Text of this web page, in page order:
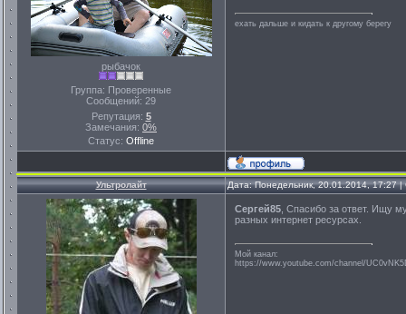
рыбачок
Группа: Проверенные
Сообщений: 29
Репутация: 5
Замечания: 0%
Статус: Offline
ехать дальше и кидать к другому берегу
Ультролайт Дата: Понедельник, 20.01.2014, 17:27
Сергей85 , Спасибо за ответ. Ищу
разных интернет ресурсах.
Мой канал:
https://www.youtube.com/channel/